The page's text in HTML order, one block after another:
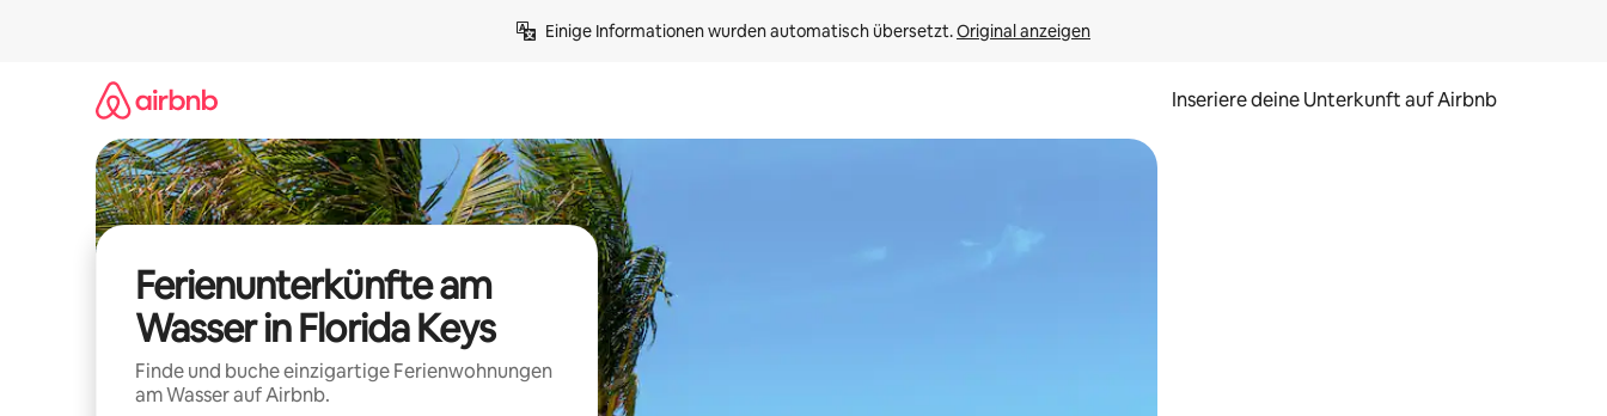
Einige Informationen wurden automatisch übersetzt. Original anzeigen
Inseriere deine Unterkunft auf Airbnb
Ferienunterkünfte am
Wasser in Florida Keys
Finde und buche einzigartige Ferienwohnungen
am Wasser auf Airbnb.